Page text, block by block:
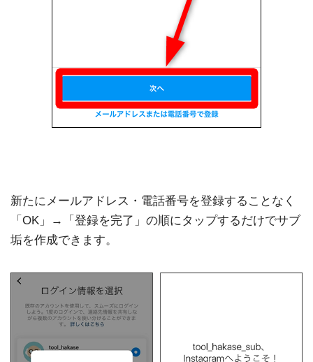
新たにメールアドレス・電話番号を登録することなく
「OK」→「登録を完了」の順にタップするだけでサブ
垢を作成できます。